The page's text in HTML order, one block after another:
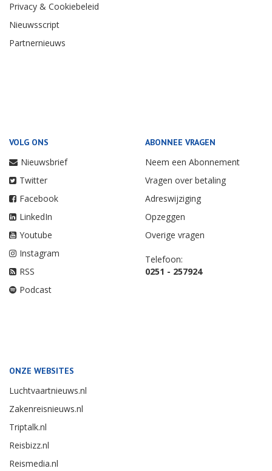
Privacy & Cookiebeleid
Nieuwsscript
Partnernieuws
VOLG ONS
Nieuwsbrief
Twitter
Facebook
LinkedIn
Youtube
Instagram
RSS
Podcast
ABONNEE VRAGEN
Neem een Abonnement
Vragen over betaling
Adreswijziging
Opzeggen
Overige vragen
Telefoon:
0251 - 257924
ONZE WEBSITES
Luchtvaartnieuws.nl
Zakenreisnieuws.nl
Triptalk.nl
Reisbizz.nl
Reismedia.nl